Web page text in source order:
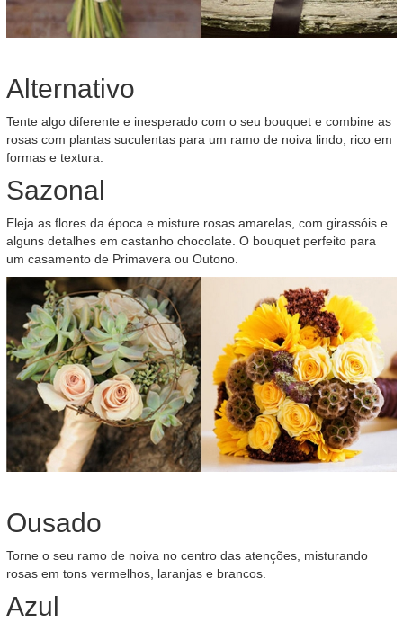
Alternativo
Tente algo diferente e inesperado com o seu bouquet e combine as
rosas com plantas suculentas para um ramo de noiva lindo, rico em
formas e textura.
Sazonal
Eleja as flores da época e misture rosas amarelas, com girassóis e
alguns detalhes em castanho chocolate. O bouquet perfeito para
um casamento de Primavera ou Outono.
Ousado
Torne o seu ramo de noiva no centro das atenções, misturando
rosas em tons vermelhos, laranjas e brancos.
Azul